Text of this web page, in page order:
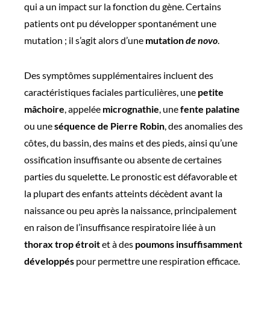
qui a un impact sur la fonction du gène. Certains
patients ont pu développer spontanément une
mutation ; il s’agit alors d’une mutationde novo.
Des symptômes supplémentaires incluent des
caractéristiques faciales particulières, une petite
mâchoire, appelée micrognathie, unefente palatine
ou uneséquence de Pierre Robin, des anomalies des
côtes, du bassin, des mains et des pieds, ainsi qu’une
ossification insuffisante ou absente de certaines
parties du squelette. Le pronostic est défavorable et
la plupart des enfants atteints décèdent avant la
naissance ou peu après la naissance, principalement
en raison de l’insuffisance respiratoire liée à un
thorax trop étroitet à des poumons insuffisamment
développés pour permettre une respiration efficace.